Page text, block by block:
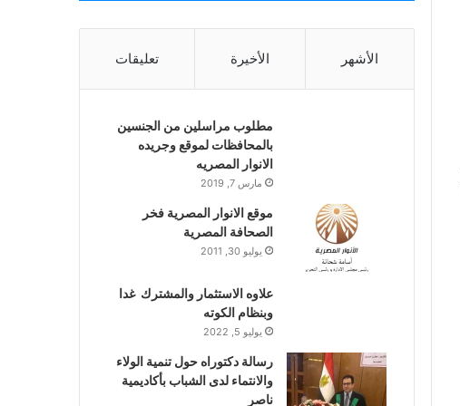
الأشهر الأخيرة تعليقات
مطلوب مراسلين من الجنسين
بالمحافظات لموقع وجريده
الانوار المصريه
مارس 7, 2019
موقع الانوار المصرية فخر
الصحافة المصرية
يوليو 30, 2011
علاوه الاستثمار والمشترك غدا
وبنظام الكوته
يوليو 5, 2022
رسالة دكتوراه حول تنمية الولاء
والانتماء لدى الشباب بأكاديمية
ناصر